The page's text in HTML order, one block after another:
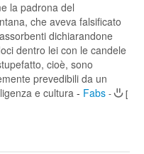
la padrona del
che aveva falsificato
dichiarandone
dentro lei con le candele
cioè, sono
prevedibili da un
e cultura- Fabs -
[